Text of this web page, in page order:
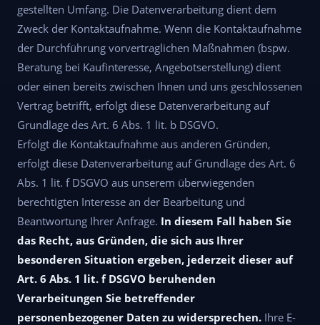
gestellten Umfang. Die Datenverarbeitung dient dem
Zweck der Kontaktaufnahme. Wenn die Kontaktaufnahme
der Durchführung vorvertraglichen Maßnahmen (bspw.
Beratung bei Kaufinteresse, Angebotserstellung) dient
oder einen bereits zwischen Ihnen und uns geschlossenen
Vertrag betrifft, erfolgt diese Datenverarbeitung auf
Grundlage des Art. 6 Abs. 1 lit. b DSGVO.
Erfolgt die Kontaktaufnahme aus anderen Gründen,
erfolgt diese Datenverarbeitung auf Grundlage des Art. 6
Abs. 1 lit. f DSGVO aus unserem überwiegenden
berechtigten Interesse an der Bearbeitung und
Beantwortung Ihrer Anfrage. In diesem Fall haben Sie
das Recht, aus Gründen, die sich aus Ihrer
besonderen Situation ergeben, jederzeit dieser auf
Art. 6 Abs. 1 lit. f DSGVO beruhenden
Verarbeitungen Sie betreffender
personenbezogener Daten zu widersprechen. Ihre E-